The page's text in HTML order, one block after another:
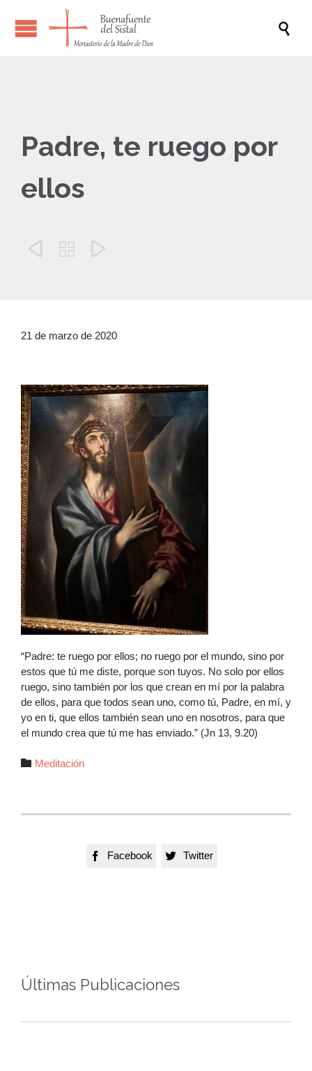

Padre, te ruego por
ellos
  
21 de marzo de 2020
“Padre: te ruego por ellos; no ruego por el mundo, sino por
estos que tú me diste, porque son tuyos. No solo por ellos
ruego, sino también por los que crean en mí por la palabra
de ellos, para que todos sean uno, como tú, Padre, en mí, y
yo en ti, que ellos también sean uno en nosotros, para que
el mundo crea que tú me has enviado.” (Jn 13, 9.20)
 Autor
Meditación
 Facebook  Twitter
Últimas Publicaciones